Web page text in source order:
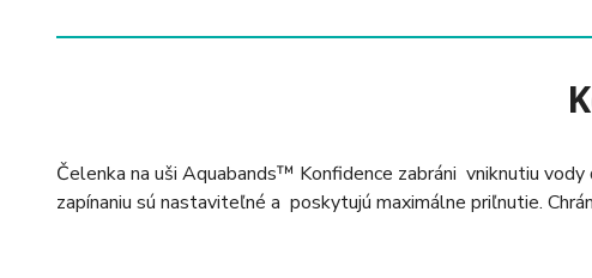
Čelenka na uši Aquabands™ Konfidence zabráni vniknutiu
zapínaniu sú nastaviteľné a poskytujú maximálne priľnutie.